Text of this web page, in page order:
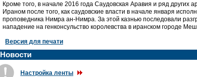
Кроме того, в начале 2016 года Саудовская Аравия и ряд
Ираном после того, как саудовские власти в начале января
проповедника Нимра ан-Нимра. За этой казнью последовали
нападение на генконсульство королевства в иранском городе
Версия для печати
Новости
Настройка ленты